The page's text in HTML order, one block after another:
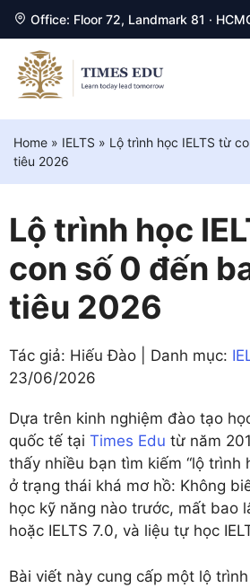
Office: Floor 72, Landmark 81 ·
Chuyển
đến
nội
dung
Home » IELTS » Lộ trình học IELTS từ
tiêu 2026
Lộ trình học
con số 0 đến
tiêu 2026
Tác giả: Hiếu Đào | Danh mục:
23/06/2026
Dựa trên kinh nghiệm đào tạo
quốc tế tại Times Edu từ năm
thấy nhiều bạn tìm kiếm “lộ trình
ở trạng thái khá mơ hồ: Không
học kỹ năng nào trước, mất bao
hoặc IELTS 7.0, và liệu tự học
Bài viết này cung cấp một lộ